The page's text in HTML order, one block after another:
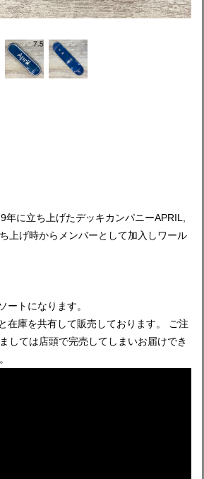
年に立ち上げたデッキカンパニーAPRIL,
上げ時からメンバーとして加入しワール
トになります。
在庫を共有して販売しております。 ご注
しては店頭で完売してしまいお届けでき